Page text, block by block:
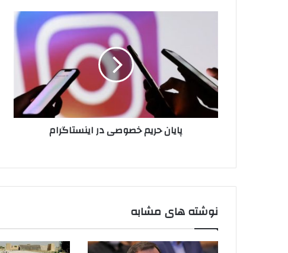
اینستاگرام
پایان حریم خصوصی در اینستاگرام
نوشته های مشابه